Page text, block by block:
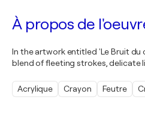
À propos de
In the artwork entitled 'Le Bruit du
blend of fleeting strokes, delicate
Acrylique Crayon Feutre